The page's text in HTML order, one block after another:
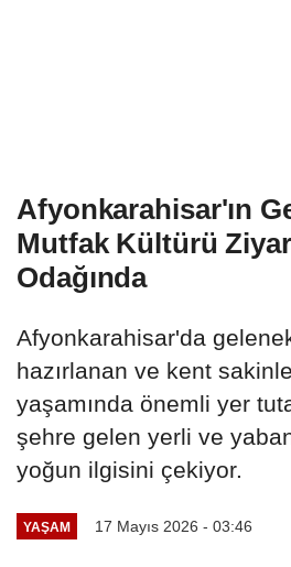
Afyonkarahisar'ın
Mutfak Kültürü
Odağında
Afyonkarahisar'da
hazırlanan ve kent
yaşamında önemli yer
şehre gelen yerli ve
yoğun ilgisini çekiyor.
YAŞAM 17 Mayıs 2026 - 03:46